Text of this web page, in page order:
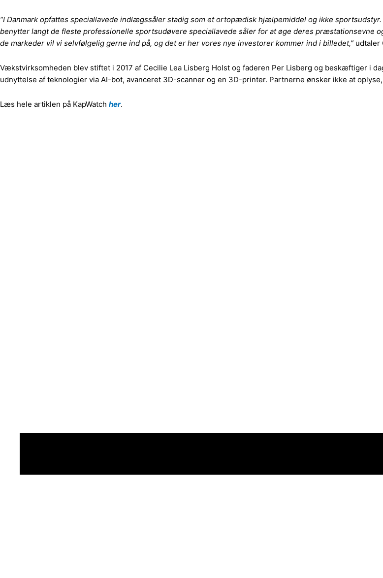
“I Danmark opfattes speciallavede indlægssåler stadig som et ortopædisk hjælpemiddel og ikke
benytter langt de fleste professionelle sportsudøvere speciallavede såler for at øge deres præstationsevne
de markeder vil vi selvfølgelig gerne ind på, og det er her vores nye investorer kommer ind i billedet,” udtaler
Vækstvirksomheden blev stiftet i 2017 af Cecilie Lea Lisberg Holst og faderen Per Lisberg og beskæftiger i
udnyttelse af teknologier via AI-bot, avanceret 3D-scanner og en 3D-printer. Partnerne ønsker ikke at
Læs hele artiklen på KapWatch her.